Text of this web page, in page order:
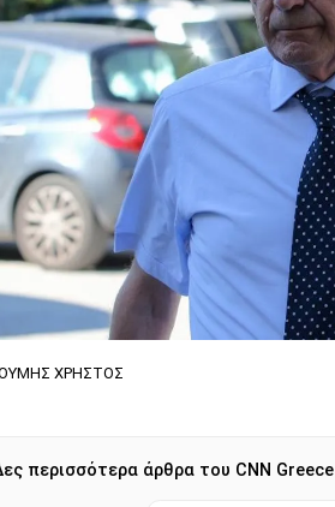
ΧΡΗΣΤΟΣ
περισσότερα άρθρα του CNN